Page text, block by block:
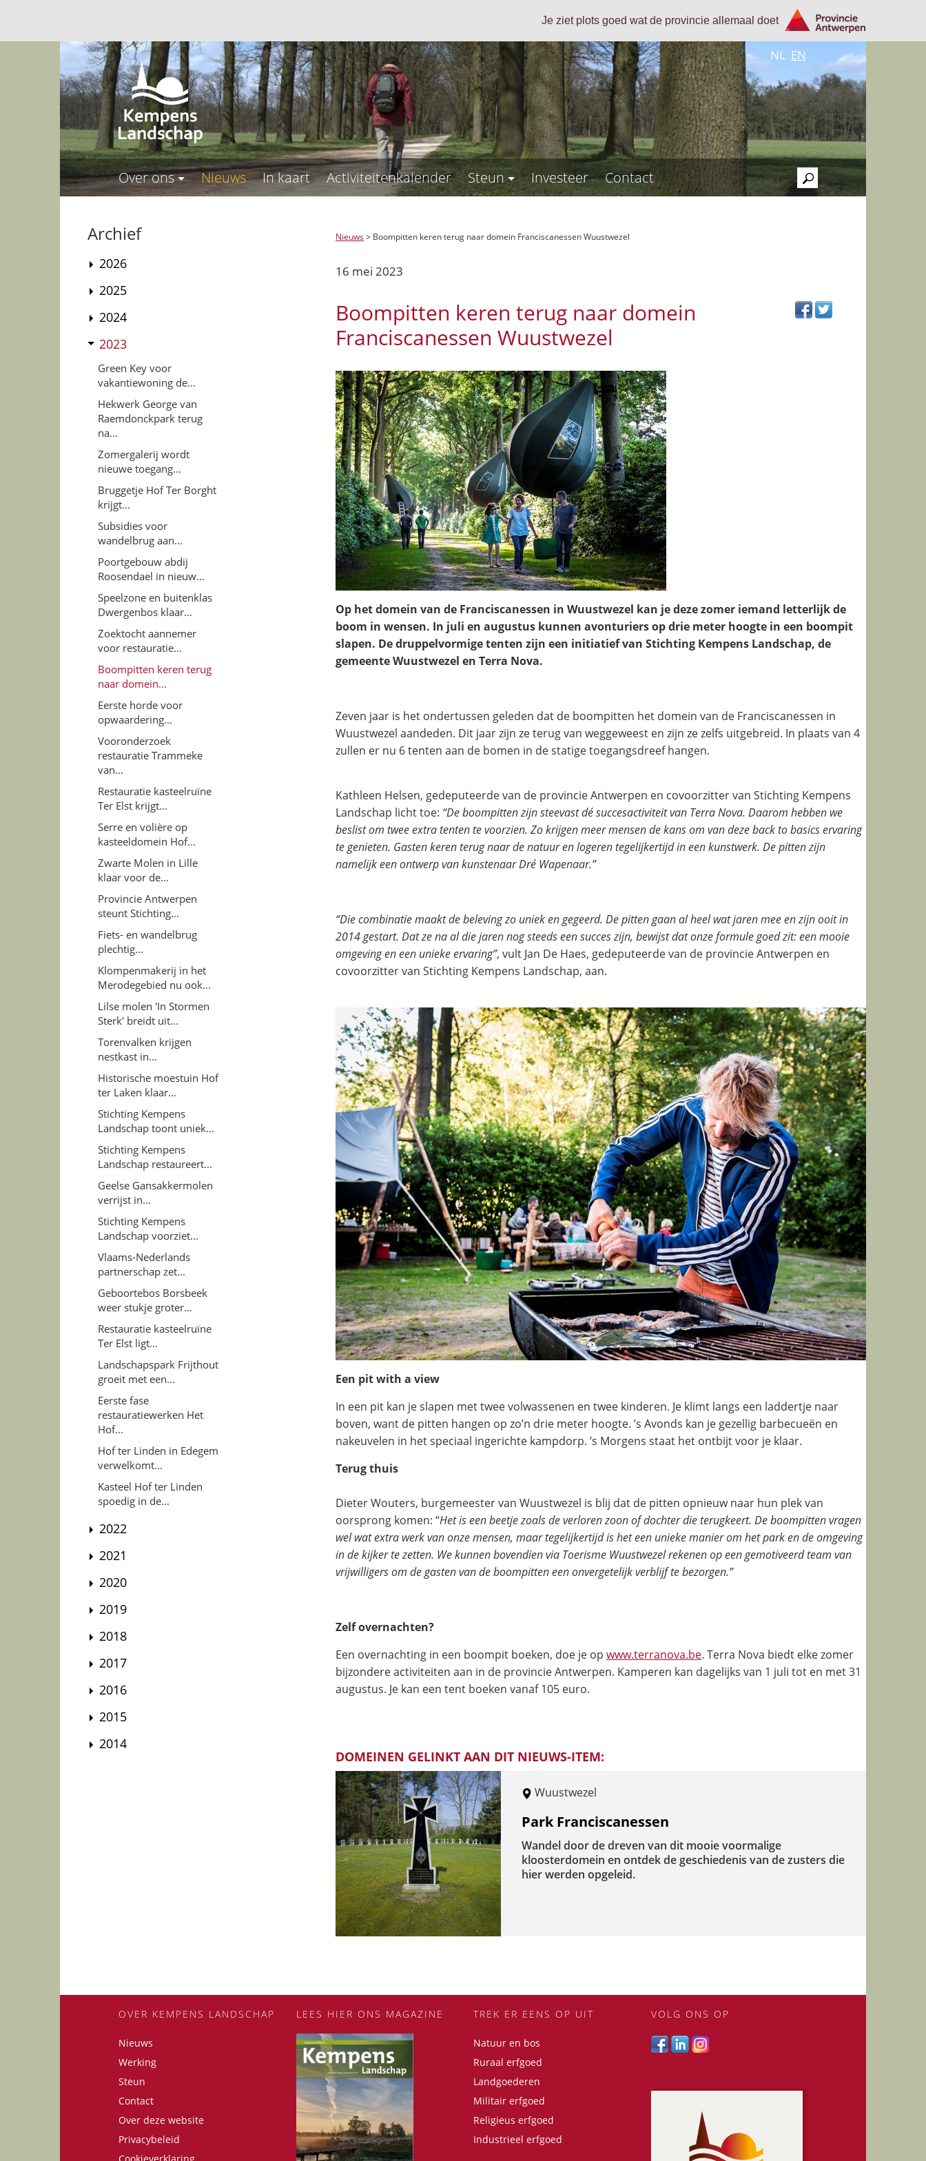
Je ziet plots goed wat de provincie allemaal doet
NL EN
Over ons Nieuws In kaart Activiteitenkalender Steun Investeer Contact
>
Nieuws> Boompitten keren terug naar domein Franciscanessen Wuustwezel
16 mei 2023
Boompitten keren terug naar domein
Franciscanessen Wuustwezel
Op het domein van de Franciscanessen in Wuustwezel kan je deze zomer iemand letterlijk de
boom in wensen. In juli en augustus kunnen avonturiers op drie meter hoogte in een boompit
slapen. De druppelvormige tenten zijn een initiatief van Stichting Kempens Landschap, de
gemeente Wuustwezel en Terra Nova.
Zeven jaar is het ondertussen geleden dat de boompitten het domein van de Franciscanessen in
Wuustwezel aandeden. Dit jaar zijn ze terug van weggeweest en zijn ze zelfs uitgebreid. In plaats van 4
zullen er nu 6 tenten aan de bomen in de statige toegangsdreef hangen.
Kathleen Helsen, gedeputeerde van de provincie Antwerpen en covoorzitter van Stichting Kempens
Landschap licht toe: “De boompitten zijn steevast dé succesactiviteit van Terra Nova. Daarom hebben we
beslist om twee extra tenten te voorzien. Zo krijgen meer mensen de kans om van deze back to basics ervaring
te genieten. Gasten keren terug naar de natuur en logeren tegelijkertijd in een kunstwerk. De pitten zijn
namelijk een ontwerp van kunstenaar Dré Wapenaar.”
“Die combinatie maakt de beleving zo uniek en gegeerd. De pitten gaan al heel wat jaren mee en zijn ooit in
2014 gestart. Dat ze na al die jaren nog steeds een succes zijn, bewijst dat onze formule goed zit: een mooie
omgeving en een unieke ervaring”, vult Jan De Haes, gedeputeerde van de provincie Antwerpen en
covoorzitter van Stichting Kempens Landschap, aan.
Een pit with a view
In een pit kan je slapen met twee volwassenen en twee kinderen. Je klimt langs een laddertje naar
boven, want de pitten hangen op zo’n drie meter hoogte. ’s Avonds kan je gezellig barbecueën en
nakeuvelen in het speciaal ingerichte kampdorp. ’s Morgens staat het ontbijt voor je klaar.
Terug thuis
Dieter Wouters, burgemeester van Wuustwezel is blij dat de pitten opnieuw naar hun plek van
oorsprong komen: “Het is een beetje zoals de verloren zoon of dochter die terugkeert. De boompitten vragen
wel wat extra werk van onze mensen, maar tegelijkertijd is het een unieke manier om het park en de omgeving
in de kijker te zetten. We kunnen bovendien via Toerisme Wuustwezel rekenen op een gemotiveerd team van
vrijwilligers om de gasten van de boompitten een onvergetelijk verblijf te bezorgen.”
Zelf overnachten?
Een overnachting in een boompit boeken, doe je op www.terranova.be. Terra Nova biedt elke zomer
bijzondere activiteiten aan in de provincie Antwerpen. Kamperen kan dagelijks van 1 juli tot en met 31
augustus. Je kan een tent boeken vanaf 105 euro.
DOMEINEN GELINKT AAN DIT NIEUWS-ITEM:
Wuustwezel
Park Franciscanessen
Wandel door de dreven van dit mooie voormalige
kloosterdomein en ontdek de geschiedenis van de zusters die
hier werden opgeleid.
Archief
2026
2025
2024
2023
Green Key voor
vakantiewoning de...
Hekwerk George van
Raemdonckpark terug
na...
Zomergalerij wordt
nieuwe toegang...
Bruggetje Hof Ter Borght
krijgt...
Subsidies voor
wandelbrug aan...
Poortgebouw abdij
Roosendael in nieuw...
Speelzone en buitenklas
Dwergenbos klaar...
Zoektocht aannemer
voor restauratie...
Boompitten keren terug
naar domein...
Eerste horde voor
opwaardering...
Vooronderzoek
restauratie Trammeke
van...
Restauratie kasteelruïne
Ter Elst krijgt...
Serre en volière op
kasteeldomein Hof...
Zwarte Molen in Lille
klaar voor de...
Provincie Antwerpen
steunt Stichting...
Fiets- en wandelbrug
plechtig...
Klompenmakerij in het
Merodegebied nu ook...
Lilse molen 'In Stormen
Sterk' breidt uit...
Torenvalken krijgen
nestkast in...
Historische moestuin Hof
ter Laken klaar...
Stichting Kempens
Landschap toont uniek...
Stichting Kempens
Landschap restaureert...
Geelse Gansakkermolen
verrijst in...
Stichting Kempens
Landschap voorziet...
Vlaams-Nederlands
partnerschap zet...
Geboortebos Borsbeek
weer stukje groter...
Restauratie kasteelruïne
Ter Elst ligt...
Landschapspark Frijthout
groeit met een...
Eerste fase
restauratiewerken Het
Hof...
Hof ter Linden in Edegem
verwelkomt...
Kasteel Hof ter Linden
spoedig in de...
2022
2021
2020
2019
2018
2017
2016
2015
2014
OVER KEMPENS LANDSCHAP
Nieuws
Werking
Steun
Contact
Over deze website
Privacybeleid
LEES HIER ONS MAGAZINE TREK ER EENS OP UIT
Natuur en bos
Ruraal erfgoed
Landgoederen
Militair erfgoed
Religieus erfgoed
Industrieel erfgoed
VOLG ONS OP